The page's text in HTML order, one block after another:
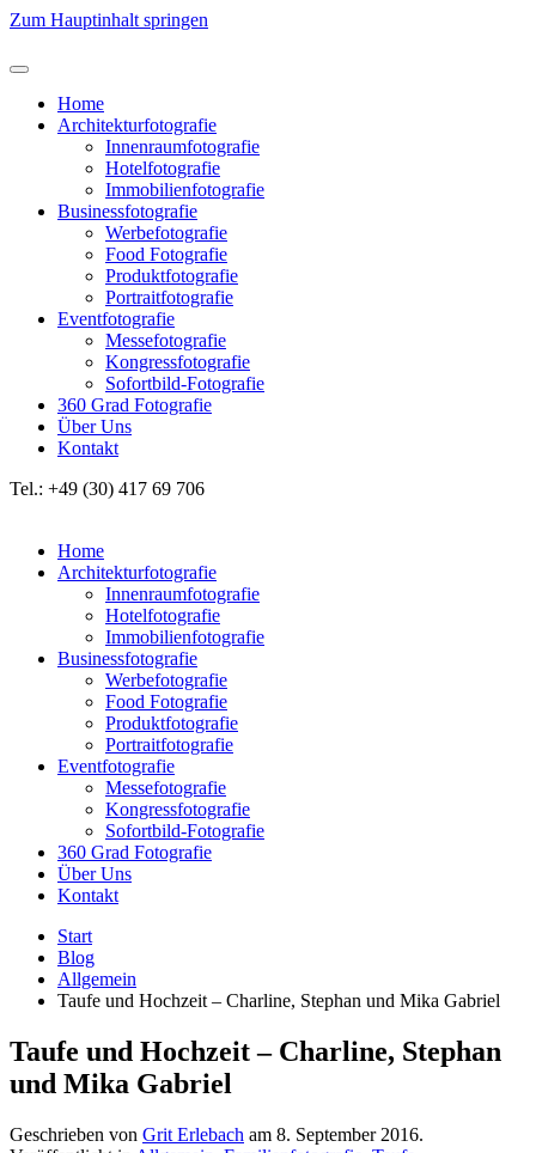
Zum Hauptinhalt springen
Home
Architekturfotografie
Innenraumfotografie
Hotelfotografie
Immobilienfotografie
Businessfotografie
Werbefotografie
Food Fotografie
Produktfotografie
Portraitfotografie
Eventfotografie
Messefotografie
Kongressfotografie
Sofortbild-Fotografie
360 Grad Fotografie
Über Uns
Kontakt
Tel.: +49 (30) 417 69 706
Home
Architekturfotografie
Innenraumfotografie
Hotelfotografie
Immobilienfotografie
Businessfotografie
Werbefotografie
Food Fotografie
Produktfotografie
Portraitfotografie
Eventfotografie
Messefotografie
Kongressfotografie
Sofortbild-Fotografie
360 Grad Fotografie
Über Uns
Kontakt
Start
Blog
Allgemein
Taufe und Hochzeit – Charline, Stephan und Mika Gabriel
Taufe und Hochzeit – Charline, Stephan
und Mika Gabriel
Geschrieben von Grit Erlebach am 8. September 2016.